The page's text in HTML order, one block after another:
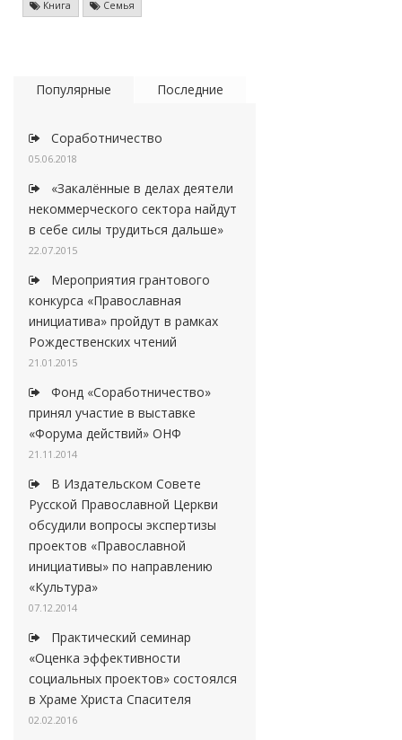
Книга Семья
Популярные Последние
Соработничество
05.06.2018
«Закалённые в делах деятели
некоммерческого сектора найдут
в себе силы трудиться дальше»
22.07.2015
Мероприятия грантового
конкурса «Православная
инициатива» пройдут в рамках
Рождественских чтений
21.01.2015
Фонд «Соработничество»
принял участие в выставке
«Форума действий» ОНФ
21.11.2014
В Издательском Совете
Русской Православной Церкви
обсудили вопросы экспертизы
проектов «Православной
инициативы» по направлению
«Культура»
07.12.2014
Практический семинар
«Оценка эффективности
социальных проектов» состоялся
в Храме Христа Спасителя
02.02.2016